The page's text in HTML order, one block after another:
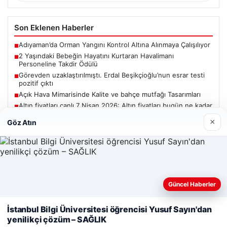
Son Eklenen Haberler
■Adıyaman’da Orman Yangını Kontrol Altına Alınmaya Çalışılıyor
■2 Yaşındaki Bebeğin Hayatını Kurtaran Havalimanı
Personeline Takdir Ödülü
■Görevden uzaklaştırılmıştı. Erdal Beşikçioğlu’nun esrar testi
pozitif çıktı
■Açık Hava Mimarisinde Kalite ve bahçe mutfağı Tasarımları
■Altın fiyatları canlı 7 Nisan 2026: Altın fiyatları bugün ne kadar
Güncel
06/08/2026
Adıyaman’da Orman Yangını Kontrol Altına Alınmaya
Web sitemizi nasıl kullandığınızı daha iyi anlayabilmek,
kullanıyoruz.Çerez Politikamız
Göz Atın ×
Güncel Haberler
İstanbul Bilgi Üniversitesi öğrencisi Yusuf Sayın'dan
yenilikçi çözüm – SAĞLIK